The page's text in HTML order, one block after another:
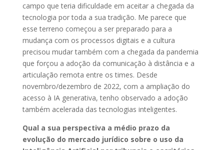
campo que teria dificuldade em aceitar a chegada da
tecnologia por toda a sua tradição. Me parece que
esse terreno começou a ser preparado para a
mudança com os processos digitais e a cultura
precisou mudar também com a chegada da pandemia
que forçou a adoção da comunicação à distância e a
articulação remota entre os times. Desde
novembro/dezembro de 2022, com a ampliação do
acesso à IA generativa, tenho observado a adoção
também acelerada das tecnologias inteligentes.
Qual a sua perspectiva a médio prazo da
evolução do mercado jurídico sobre o uso da